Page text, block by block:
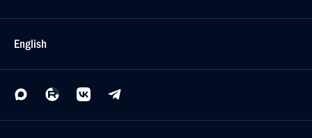
English